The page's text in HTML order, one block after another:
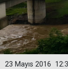
23 Mayıs 2016